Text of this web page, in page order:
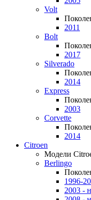
Volt
2011
Bolt
2017
Silverado
2014
Express
2003
Corvette
2014
Citroen
Модели
Berlingo
1996-
2003 -